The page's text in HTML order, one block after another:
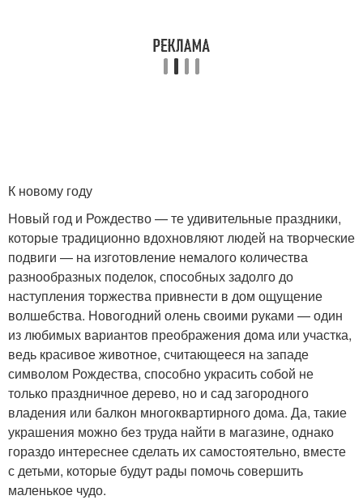
К новому году
Новый год и Рождество — те удивительные праздники,
которые традиционно вдохновляют людей на творческие
подвиги — на изготовление немалого количества
разнообразных поделок, способных задолго до
наступления торжества привнести в дом ощущение
волшебства. Новогодний олень своими руками — один
из любимых вариантов преображения дома или участка,
ведь красивое животное, считающееся на западе
символом Рождества, способно украсить собой не
только праздничное дерево, но и сад загородного
владения или балкон многоквартирного дома. Да, такие
украшения можно без труда найти в магазине, однако
гораздо интереснее сделать их самостоятельно, вместе
с детьми, которые будут рады помочь совершить
маленькое чудо.